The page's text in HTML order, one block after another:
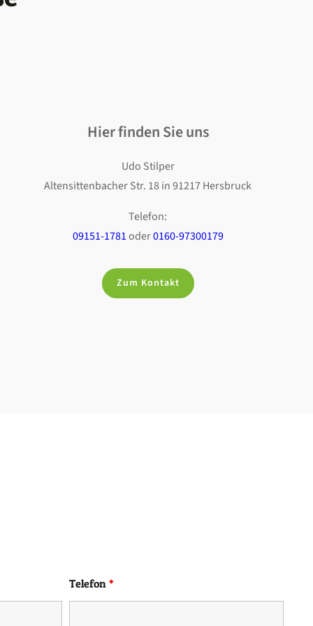
Hier finden Sie uns
Udo Stilper
Altensittenbacher Str. 18 in 91217 Hersbruck
Telefon:
09151-1781oder0160-97300179
Zum Kontakt
Telefon *